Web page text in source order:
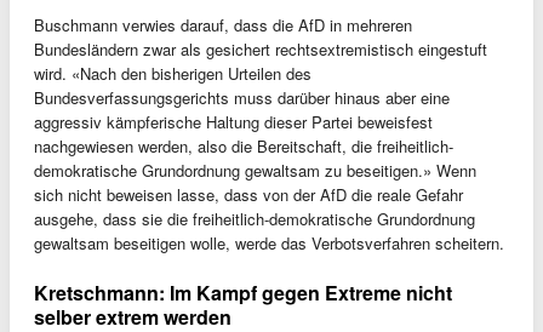
Buschmann verwies darauf, dass die AfD in mehreren
Bundesländern zwar als gesichert rechtsextremistisch eingestuft
wird. «Nach den bisherigen Urteilen des
Bundesverfassungsgerichts muss darüber hinaus aber eine
aggressiv kämpferische Haltung dieser Partei beweisfest
nachgewiesen werden, also die Bereitschaft, die freiheitlich-
demokratische Grundordnung gewaltsam zu beseitigen.» Wenn
sich nicht beweisen lasse, dass von der AfD die reale Gefahr
ausgehe, dass sie die freiheitlich-demokratische Grundordnung
gewaltsam beseitigen wolle, werde das Verbotsverfahren scheitern.
Kretschmann: Im Kampf gegen Extreme nicht
selber extrem werden